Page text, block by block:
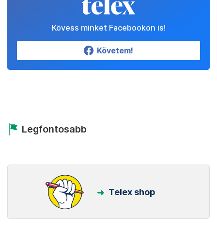
Kövess minket Facebookon is!
Követem!
Legfontosabb
Telex shop